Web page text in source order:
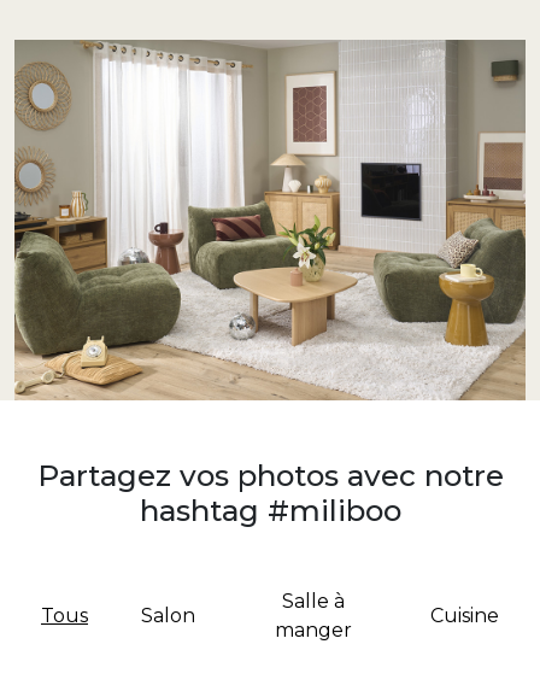
Partagez vos photos avec notre
hashtag #miliboo
Tous Salon
Salle à
manger
Cuisine